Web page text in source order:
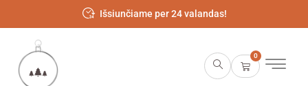
Išsiunčiame per 24 valandas!
0